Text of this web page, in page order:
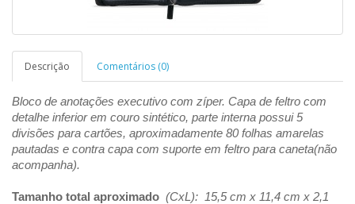
Descrição Comentários (0)
Bloco de anotações executivo com zíper. Capa de feltro com
detalhe inferior em couro sintético, parte interna possui 5
divisões para cartões, aproximadamente 80 folhas amarelas
pautadas e contra capa com suporte em feltro para caneta(não
acompanha).
Tamanho total aproximado (CxL): 15,5 cm x 11,4 cm x 2,1